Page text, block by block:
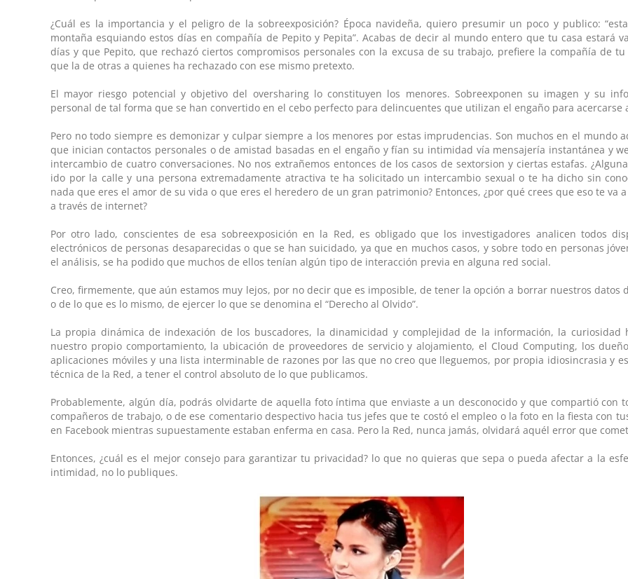
¿Cuál es la importancia y el peligro de la sobreexposición? Época navideña, quiero presumir un poco y publico:
montaña esquiando estos días en compañía de Pepito y Pepita”. Acabas de decir al mundo entero que tu casa estará
días y que Pepito, que rechazó ciertos compromisos personales con la excusa de su trabajo, prefiere la compañía de tu
que la de otras a quienes ha rechazado con ese mismo pretexto.
El mayor riesgo potencial y objetivo del oversharing lo constituyen los menores. Sobreexponen su imagen y su
personal de tal forma que se han convertido en el cebo perfecto para delincuentes que utilizan el engaño para acercarse
Pero no todo siempre es demonizar y culpar siempre a los menores por estas imprudencias. Son muchos en el mundo
que inician contactos personales o de amistad basadas en el engaño y fían su intimidad vía mensajería instantánea y
intercambio de cuatro conversaciones. No nos extrañemos entonces de los casos de sextorsion y ciertas estafas.
ido por la calle y una persona extremadamente atractiva te ha solicitado un intercambio sexual o te ha dicho sin
nada que eres el amor de su vida o que eres el heredero de un gran patrimonio? Entonces, ¿por qué crees que eso te va
a través de internet?
Por otro lado, conscientes de esa sobreexposición en la Red, es obligado que los investigadores analicen todos
electrónicos de personas desaparecidas o que se han suicidado, ya que en muchos casos, y sobre todo en personas
el análisis, se ha podido que muchos de ellos tenían algún tipo de interacción previa en alguna red social.
Creo, firmemente, que aún estamos muy lejos, por no decir que es imposible, de tener la opción a borrar nuestros datos
o de lo que es lo mismo, de ejercer lo que se denomina el “Derecho al Olvido”.
La propia dinámica de indexación de los buscadores, la dinamicidad y complejidad de la información, la curiosidad
nuestro propio comportamiento, la ubicación de proveedores de servicio y alojamiento, el Cloud Computing, los
aplicaciones móviles y una lista interminable de razones por las que no creo que lleguemos, por propia idiosincrasia y
técnica de la Red, a tener el control absoluto de lo que publicamos.
Probablemente, algún día, podrás olvidarte de aquella foto íntima que enviaste a un desconocido y que compartió con
compañeros de trabajo, o de ese comentario despectivo hacia tus jefes que te costó el empleo o la foto en la fiesta con
en Facebook mientras supuestamente estaban enferma en casa. Pero la Red, nunca jamás, olvidará aquél error que
Entonces, ¿cuál es el mejor consejo para garantizar tu privacidad? lo que no quieras que sepa o pueda afectar a la
intimidad, no lo publiques.